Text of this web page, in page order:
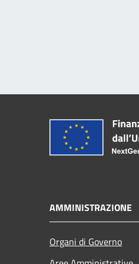
AMMINISTRAZIONE
Organi di Governo